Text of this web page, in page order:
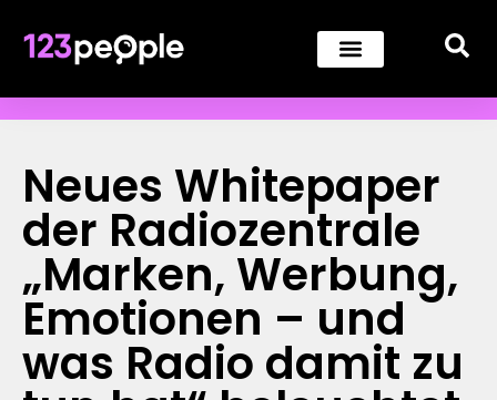
Neues Whitepaper
der Radiozentrale
„Marken, Werbung,
Emotionen – und
was Radio damit zu